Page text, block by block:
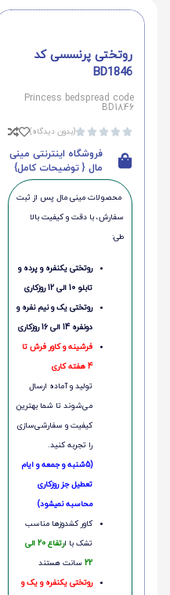
روتختی پرنسسی کد
BD1846
Princess bedspread code
BD1846




(بدون دیدگاه)
فروشگاه اینترنتی مینی
مال { توضیحات کامل}
محصولات مینی‌ مال پس از ثبت
سفارش، با دقت و کیفیت بالا
طی:
روتختی یکنفره و پرده و
تابلو 10 الی 12 روزکاری
روتختی یک و نیم نفره و
دونفره 14 الی 16 روزکاری
فرشینه و کاور فرش تا
4 هفته کاری
تولید و آماده ارسال
می‌شوند تا شما بهترین
کیفیت و سفارشی‌سازی
را تجربه کنید.
(5شنبه و جمعه و ایام
تعطیل جز روزکاری
محاسبه نمیشود)
کاور کشدوزها مناسب
تشک با ا
رتفاع 20 الی
22 سانت هستند
روتختی یکنفره و یک و